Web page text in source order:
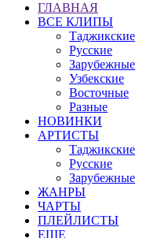
ГЛАВНАЯ
ВСЕ КЛИПЫ
Таджикские
Русские
Зарубежные
Узбекские
Восточные
Разные
НОВИНКИ
АРТИСТЫ
Таджикские
Русские
Зарубежные
ЖАНРЫ
ЧАРТЫ
ПЛЕЙЛИСТЫ
ЕЩЕ